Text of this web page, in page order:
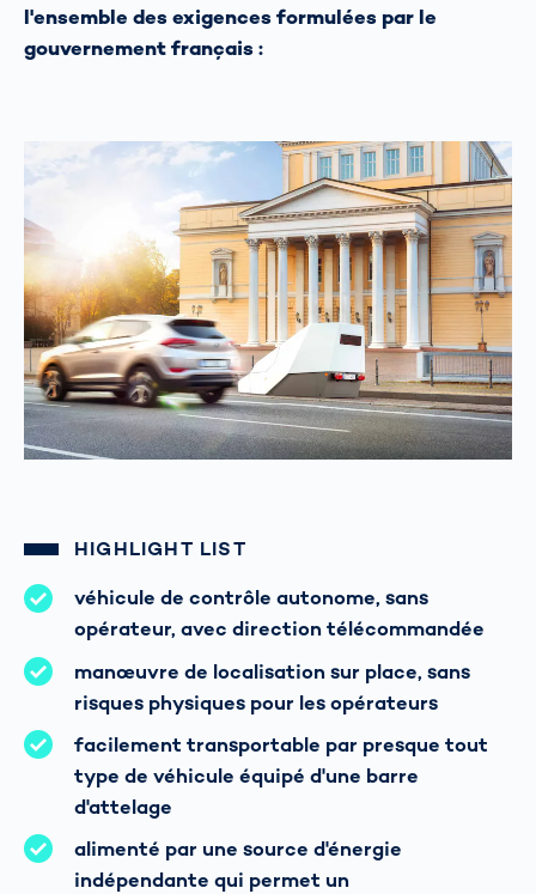
l'ensemble des exigences formulées par le
gouvernement français :
HIGHLIGHT LIST
véhicule de contrôle autonome, sans
opérateur, avec direction télécommandée
manœuvre de localisation sur place, sans
risques physiques pour les opérateurs
facilement transportable par presque tout
type de véhicule équipé d'une barre
d'attelage
alimenté par une source d'énergie
indépendante qui permet un